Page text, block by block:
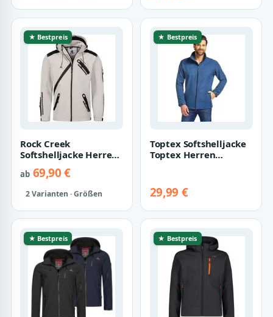
★ Bestpreis
Rock Creek
Softshelljacke Herren
Wanderjacke H-127
ab69,90 €
2 Varianten · Größen
★ Bestpreis
Toptex Softshelljacke
Toptex Herren
29,99 €
★ Bestpreis ★ Bestpreis